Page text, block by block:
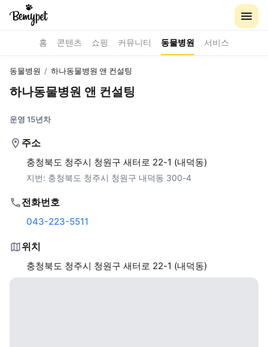
홈 콘텐츠 쇼핑 커뮤니티 동물병원 서비스
동물병원 / 하나동물병원 앤 컨설팅
하나동물병원 앤 컨설팅
운영 15년차
주소
충청북도 청주시 청원구 새터로 22-1 (내덕동)
지번: 충청북도 청주시 청원구 내덕동 300-4
전화번호
043-223-5511
위치
충청북도 청주시 청원구 새터로 22-1 (내덕동)